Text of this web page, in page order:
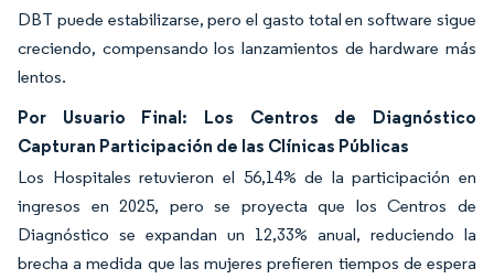
DBT puede estabilizarse, pero el gasto total en software sigue
creciendo, compensando los lanzamientos de hardware más
lentos.
Por Usuario Final: Los Centros de Diagnóstico
Capturan Participación de las Clínicas Públicas
Los Hospitales retuvieron el 56,14% de la participación en
ingresos en 2025, pero se proyecta que los Centros de
Diagnóstico se expandan un 12,33% anual, reduciendo la
brecha a medida que las mujeres prefieren tiempos de espera